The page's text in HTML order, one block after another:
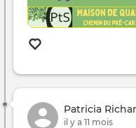
Patricia
il y a 11 mois